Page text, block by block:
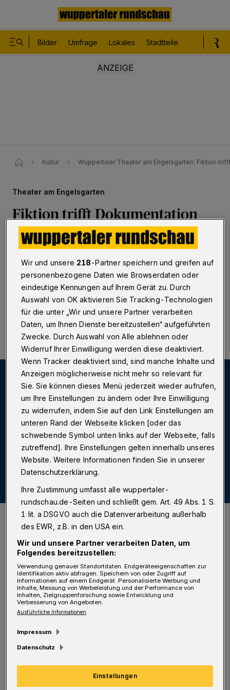
Bilder Umfrage Lokales Stadtteile
Kultur Wuppertaler Theater am Engelsgarten: Fiktion
Theater am Engelsgarten
Fiktion trifft Dokumentation
Wuppertal ·Kurz vor dem Ende des Engelsjahres gibt
es am Sonntag (21. November 2021) um 18 Uhr im
Theater am Engelsgarten die 90-minütige
Bühnenpräsentation eines besonderen Textes.
21.11.2021 , 13:00 Uhr Eine Minute Lesezeit
„Cola di Rienzi. Ein Trauerspiel“ von Friedrich Engels und Dirk Krüger
ist im Wuppertaler Nordpark-Verlag erschienen und kostet zehn
Euro. Das Buch kann man morgen auch im Theater am Engelsgarten
Foto: Nordpark-Verlag
F riedrich Engels hatte 1840 ein
unvollendetes Libretto für eine Oper zu
Cola di Rienzi, einer historischen Figur der
Wuppertaler Literaturwissenschaftler Dirk
Wir und unsere 218-Partner speichern und greifen auf
personenbezogene Daten wie Browserdaten oder
eindeutige Kennungen auf Ihrem Gerät zu. Durch
Auswahl von OK aktivieren Sie Tracking-Technologien
für die unter „Wir und unsere Partner verarbeiten
Daten, um Ihnen Dienste bereitzustellen“ aufgeführten
Zwecke. Durch Auswahl von Alle ablehnen oder
Widerruf Ihrer Einwilligung werden diese deaktiviert.
Wenn Tracker deaktiviert sind, sind manche Inhalte und
Anzeigen möglicherweise nicht mehr so relevant für
Sie. Sie können dieses Menü jederzeit wieder aufrufen,
um Ihre Einstellungen zu ändern oder Ihre Einwilligung
zu widerrufen, indem Sie auf den Link Einstellungen am
unteren Rand der Webseite klicken [oder das
schwebende Symbol unten links auf der Webseite, falls
zutreffend]. Ihre Einstellungen gelten innerhalb unseres
Website. Weitere Informationen finden Sie in unserer
Datenschutzerklärung.
Ihre Zustimmung umfasst alle wuppertaler-
rundschau.de-Seiten und schließt gem. Art. 49 Abs. 1 S.
1 lit. a DSGVO auch die Datenverarbeitung außerhalb
des EWR, z.B. in den USA ein.
Wir und unsere Partner verarbeiten Daten, um
Folgendes bereitzustellen:
Verwendung genauer Standortdaten. Endgeräteeigenschaften zur
Identifikation aktiv abfragen. Speichern von oder Zugriff auf
Informationen auf einem Endgerät. Personalisierte Werbung und
Inhalte, Messung von Werbeleistung und der Performance von
Inhalten, Zielgruppenforschung sowie Entwicklung und
Verbesserung von Angeboten.
Ausführliche Informationen
Impressum
Datenschutz
Einstellungen